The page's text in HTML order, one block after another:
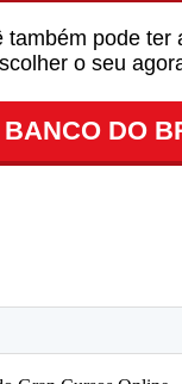
pode
o seu
DO